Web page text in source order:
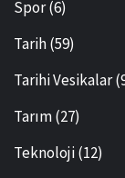
Spor(6)
Tarih(59)
Tarihi Vesikalar
Tarım(27)
Teknoloji(12)